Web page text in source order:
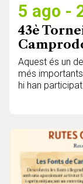
5 ago -
43è
Aquest és un
més
hi han